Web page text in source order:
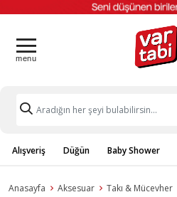
Alışveriş Düğün Baby Shower
Anasayfa Aksesuar Takı & Mücevher